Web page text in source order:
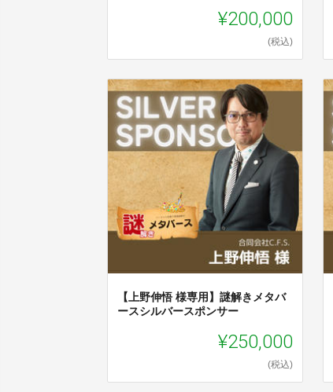
¥200,000
(税込)
【上野伸悟 様専用】謎解きメタバ
ースシルバースポンサー
¥250,000
(税込)